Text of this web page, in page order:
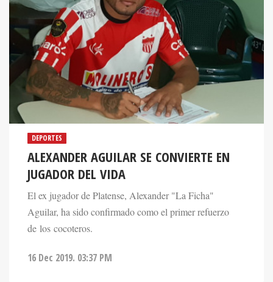
DEPORTES
ALEXANDER AGUILAR SE CONVIERTE EN
JUGADOR DEL VIDA
El ex jugador de Platense, Alexander "La Ficha"
Aguilar, ha sido confirmado como el primer refuerzo
de los cocoteros.
16 Dec 2019. 03:37 PM